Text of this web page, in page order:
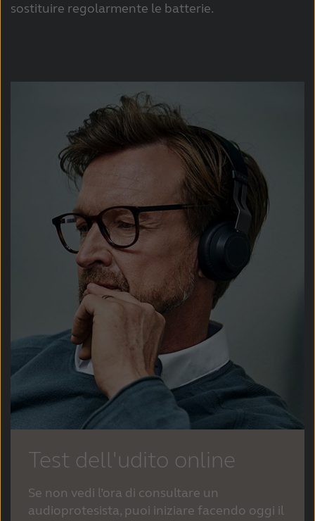
sostituire regolarmente le batterie.
Test dell'udito online
Se non vedi l’ora di consultare un
audioprotesista, puoi iniziare facendo oggi il